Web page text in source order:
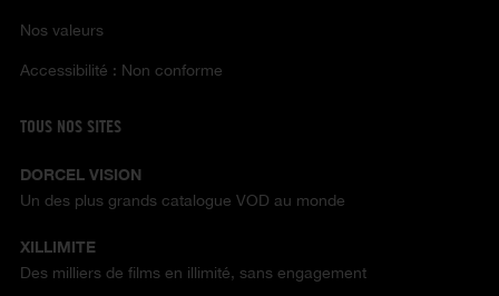
Nos valeurs
Accessibilité : Non conforme
TOUS NOS SITES
DORCEL VISION
Un des plus grands catalogue VOD au monde
XILLIMITE
Des milliers de films en illimité, sans engagement